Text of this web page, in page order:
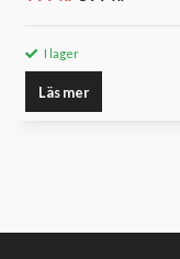
I lager
Läs mer